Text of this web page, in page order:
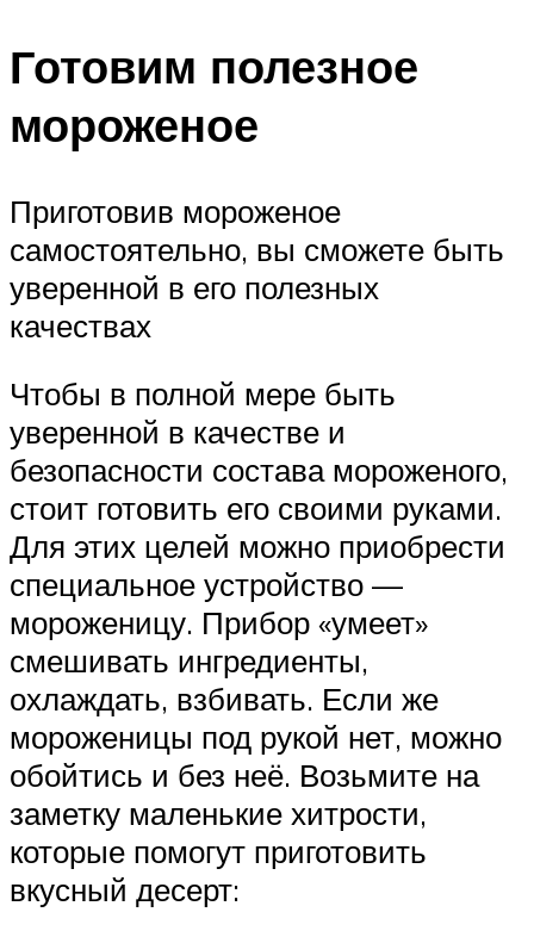
Готовим полезное
мороженое
Приготовив мороженое
самостоятельно, вы сможете быть
уверенной в его полезных
качествах
Чтобы в полной мере быть
уверенной в качестве и
безопасности состава мороженого,
стоит готовить его своими руками.
Для этих целей можно приобрести
специальное устройство —
мороженицу. Прибор «умеет»
смешивать ингредиенты,
охлаждать, взбивать. Если же
мороженицы под рукой нет, можно
обойтись и без неё. Возьмите на
заметку маленькие хитрости,
которые помогут приготовить
вкусный десерт: